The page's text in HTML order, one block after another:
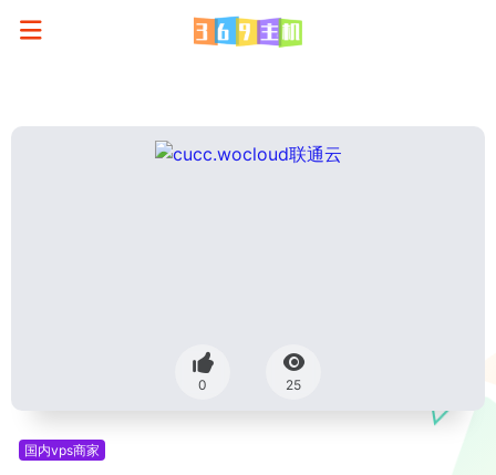
0 25
国内vps商家